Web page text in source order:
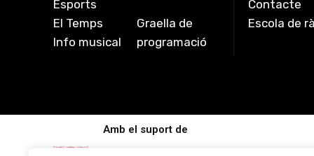
Esports
El Temps
Info musical
Graella de
programació
Contacte
Escola de
Amb el suport de